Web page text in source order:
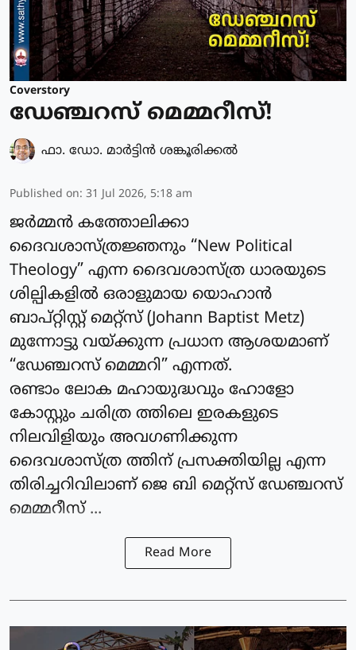
Coverstory
ഡേഞ്ചറസ് മെമ്മറീസ്!
ഫാ. ഡോ. മാര്‍ട്ടിന്‍ ശങ്കൂരിക്കല്‍
Published on: 31 Jul 2026, 5:18 am
ജർമ്മൻ കത്തോലിക്കാ
ദൈവശാസ്ത്രജ്ഞനും “New Political
Theology” എന്ന ദൈവശാസ്ത്ര ധാരയുടെ
ശില്പികളിൽ ഒരാളുമായ യൊഹാൻ
ബാപ്റ്റിസ്റ്റ് മെറ്റ്സ് (Johann Baptist Metz)
മുന്നോട്ടു വയ്ക്കുന്ന പ്രധാന ആശയമാണ്
“ഡേഞ്ചറസ് മെമ്മറി” എന്നത്.
രണ്ടാം ലോക മഹായുദ്ധവും ഹോളോ
കോസ്റ്റും ചരിത്ര ത്തിലെ ഇരകളുടെ
നിലവിളിയും അവഗണിക്കുന്ന
ദൈവശാസ്ത്ര ത്തിന് പ്രസക്തിയില്ല എന്ന
തിരിച്ചറിവിലാണ് ജെ ബി മെറ്റ്സ് ഡേഞ്ചറസ്
മെമ്മറീസ് ...
Read More